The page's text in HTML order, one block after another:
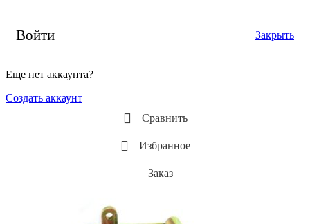
Войти Закрыть
Еще нет аккаунта?
Создать аккаунт
Сравнить
Избранное
Заказ